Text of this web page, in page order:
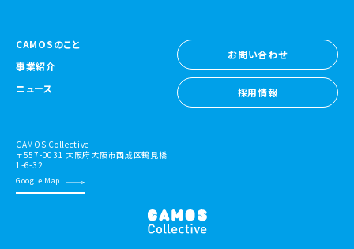
CAMOSのこと
事業紹介
ニュース
お問い合わせ
お問い合わせ
採用情報
CAMOS Collective
〒557-0031 大阪府大阪市西成区鶴見橋
1-6-32
Google Map